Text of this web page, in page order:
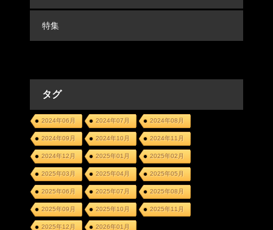
特集
タグ
2024年06月 2024年07月 2024年08月
2024年09月 2024年10月 2024年11月
2024年12月 2025年01月 2025年02月
2025年03月 2025年04月 2025年05月
2025年06月 2025年07月 2025年08月
2025年09月 2025年10月 2025年11月
2025年12月 2026年01月